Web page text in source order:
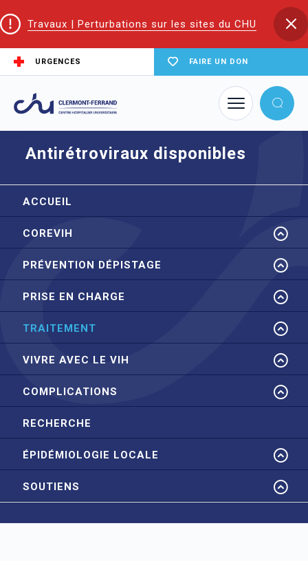
Travaux | Perturbations sur les sites du CHU
URGENCES FAIRE UN DON
Accueil
Antirétroviraux disponibles
Antirétroviraux disponibles
ACCUEIL
COREVIH
PRÉVENTION DÉPISTAGE
PRISE EN CHARGE
TRAITEMENT
VIVRE AVEC LE VIH
COMPLICATIONS
RECHERCHE
ÉPIDÉMIOLOGIE LOCALE
SOUTIENS